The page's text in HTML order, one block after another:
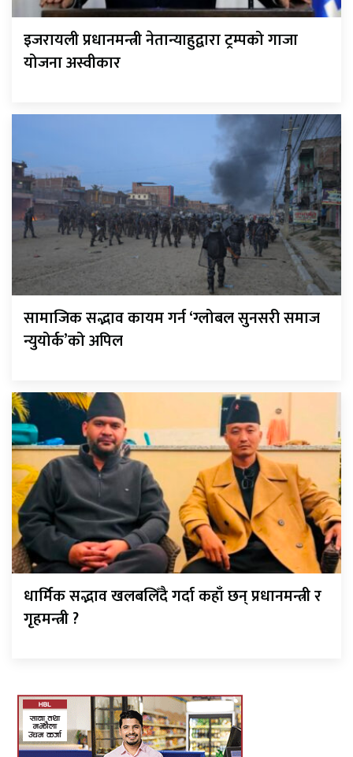
इजरायली प्रधानमन्त्री नेतान्याहुद्वारा ट्रम्पको गाजा
योजना अस्वीकार
सामाजिक सद्भाव कायम गर्न ‘ग्लोबल सुनसरी समाज
न्युयोर्क’को अपिल
धार्मिक सद्भाव खलबलिँदै गर्दा कहाँ छन् प्रधानमन्त्री र
गृहमन्त्री ?